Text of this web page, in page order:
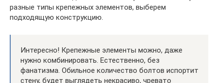
разные типы крепежных элементов, выберем
подходящую конструкцию.
Интересно! Крепежные элементы можно, даже
нужно комбинировать. Естественно, без
фанатизма. Обильное количество болтов испортит
стену, будет выглядеть некрасиво, чревато